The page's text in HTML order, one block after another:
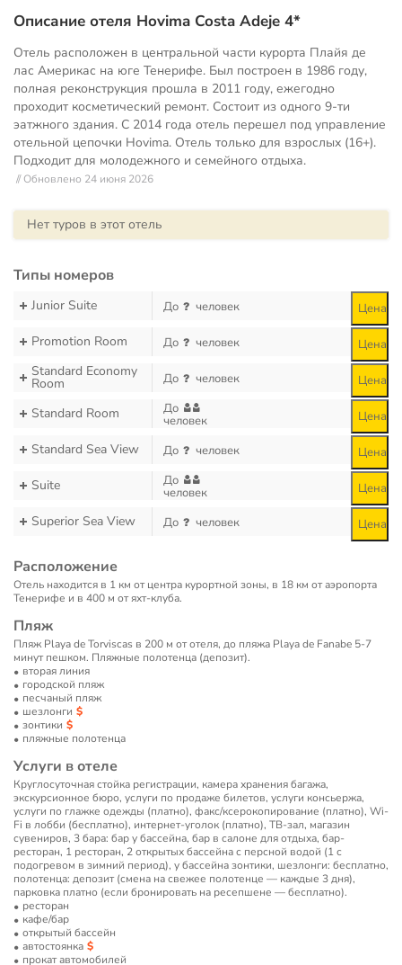
Описание отеля Hovima Costa Adeje 4*
Отель расположен в центральной части курорта Плайя де
лас Америкас на юге Тенерифе. Был построен в 1986 году,
полная реконструкция прошла в 2011 году, ежегодно
проходит косметический ремонт. Состоит из одного 9-ти
эатжного здания. С 2014 года отель перешел под управление
отельной цепочки Hovima. Oтель только для взрослых (16+).
Подходит для молодежного и семейного отдыха.
// Обновлено 24 июня 2026
Нет туров в этот отель
Типы номеров
Junior Suite До человек Цена
Promotion Room До человек Цена
Standard Economy
Room До человек Цена
Standard Room До
человек Цена
Standard Sea View До человек Цена
Suite До
человек Цена
Superior Sea View До человек Цена
Расположение
Отель находится в 1 км от центра курортной зоны, в 18 км от аэропорта
Тенерифе и в 400 м от яхт-клуба.
Пляж
Пляж Playa de Torviscas в 200 м от отеля, до пляжа Playa de Fanabe 5-7
минут пешком. Пляжные полотенца (депозит).
вторая линия
городской пляж
песчаный пляж
шезлонги
зонтики
пляжные полотенца
Услуги в отеле
Круглосуточная стойка регистрации, камера хранения багажа,
экскурсионное бюро, услуги по продаже билетов, услуги консьержа,
услуги по глажке одежды (платно), факс/ксерокопирование (платно), Wi-
Fi в лобби (бесплатно), интернет-уголок (платно), ТВ-зал, магазин
сувениров, 3 бара: бар у бассейна, бар в салоне для отдыха, бар-
ресторан, 1 ресторан, 2 открытых бассейна с персной водой (1 с
подогревом в зимний период), у бассейна зонтики, шезлонги: бесплатно,
полотенца: депозит (смена на свежее полотенце — каждые 3 дня),
парковка платно (если бронировать на ресепшене — бесплатно).
ресторан
кафе/бар
открытый бассейн
автостоянка
прокат автомобилей